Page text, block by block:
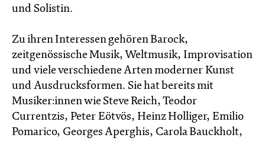
und Solistin.
Zu ihren Interessen gehören Barock,
zeitgenössische Musik, Weltmusik, Improvisation
und viele verschiedene Arten moderner Kunst
und Ausdrucksformen. Sie hat bereits mit
Musiker:innen wie Steve Reich, Teodor
Currentzis, Peter Eötvös, Heinz Holliger, Emilio
Pomarico, Georges Aperghis, Carola Bauckholt,